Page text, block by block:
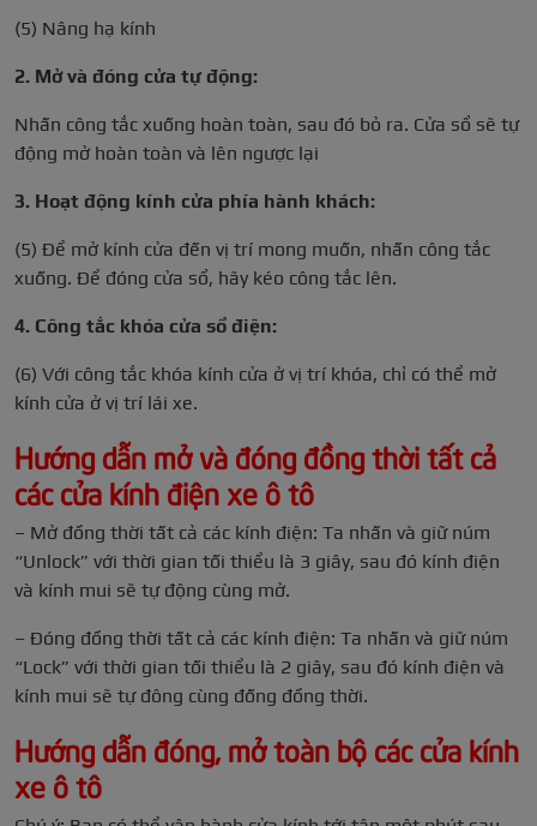
(5) Nâng hạ kính
2. Mở và đóng cửa tự động:
Nhấn công tắc xuống hoàn toàn, sau đó bỏ ra. Cửa sổ sẽ tự
động mở hoàn toàn và lên ngược lại
3. Hoạt động kính cửa phía hành khách:
(5) Để mở kính cửa đến vị trí mong muốn, nhấn công tắc
xuống. Để đóng cửa sổ, hãy kéo công tắc lên.
4. Công tắc khóa cửa sổ điện:
(6) Với công tắc khóa kính cửa ở vị trí khóa, chỉ có thể mở
kính cửa ở vị trí lái xe.
Hướng dẫn mở và đóng đồng thời tất cả
các cửa kính điện xe ô tô
– Mở đồng thời tất cả các kính điện: Ta nhấn và giữ núm
“Unlock” với thời gian tối thiểu là 3 giây, sau đó kính điện
và kính mui sẽ tự động cùng mở.
– Đóng đồng thời tất cả các kính điện: Ta nhấn và giữ núm
“Lock” với thời gian tối thiểu là 2 giây, sau đó kính điện và
kính mui sẽ tự đông cùng đống đồng thời.
Hướng dẫn đóng, mở toàn bộ các cửa kính
xe ô tô